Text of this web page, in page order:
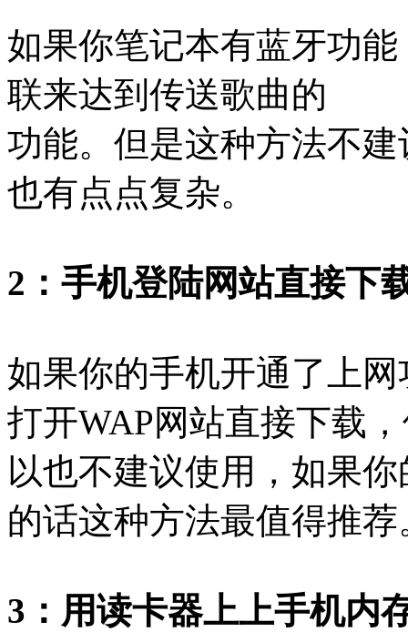
如果你笔记本有蓝牙功
联来达到传送歌曲的
功能。但是这种方法不
也有点点复杂。
2：手机登陆网站直接下
如果你的手机开通了上
打开WAP网站直接下载
以也不建议使用，如果
的话这种方法最值得推荐
3：用读卡器上上手机内